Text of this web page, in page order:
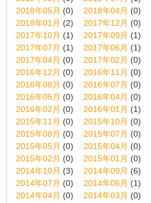
2018年05月 (0) 2018年04月 (0)
2018年01月 (2) 2017年12月 (0)
2017年10月 (1) 2017年09月 (1)
2017年07月 (1) 2017年06月 (1)
2017年04月 (0) 2017年02月 (0)
2016年12月 (0) 2016年11月 (0)
2016年08月 (0) 2016年07月 (0)
2016年05月 (0) 2016年04月 (0)
2016年02月 (0) 2016年01月 (1)
2015年11月 (0) 2015年10月 (0)
2015年08月 (0) 2015年07月 (0)
2015年05月 (0) 2015年04月 (0)
2015年02月 (0) 2015年01月 (0)
2014年10月 (3) 2014年09月 (6)
2014年07月 (0) 2014年06月 (1)
2014年04月 (0) 2014年03月 (0)